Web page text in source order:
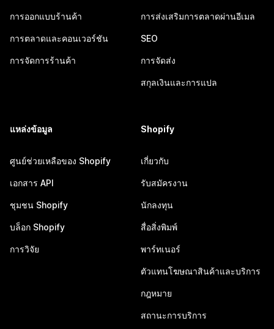
การออกแบบร้านค้า
การตลาดและคอนเวอร์ชัน
การจัดการร้านค้า
การส่งเสริมการตลาดผ่านอีเมล
SEO
การจัดส่ง
สกุลเงินและการแปล
แหล่งข้อมูล
ศูนย์ช่วยเหลือของ Shopify
เอกสาร API
ชุมชน Shopify
บล็อก Shopify
การวิจัย
Shopify
เกี่ยวกับ
รับสมัครงาน
นักลงทุน
สื่อสิ่งพิมพ์
พาร์ทเนอร์
ตัวแทนโฆษณาสินค้าและบริการ
กฎหมาย
สถานะการบริการ